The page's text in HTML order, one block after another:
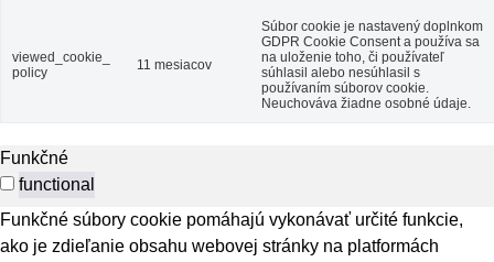
viewed_cookie_
policy
11 mesiacov
Súbor cookie je nastavený doplnkom
GDPR Cookie Consent a používa sa
na uloženie toho, či používateľ
súhlasil alebo nesúhlasil s
používaním súborov cookie.
Neuchováva žiadne osobné údaje.
Funkčné
functional
Funkčné súbory cookie pomáhajú vykonávať určité funkcie,
ako je zdieľanie obsahu webovej stránky na platformách